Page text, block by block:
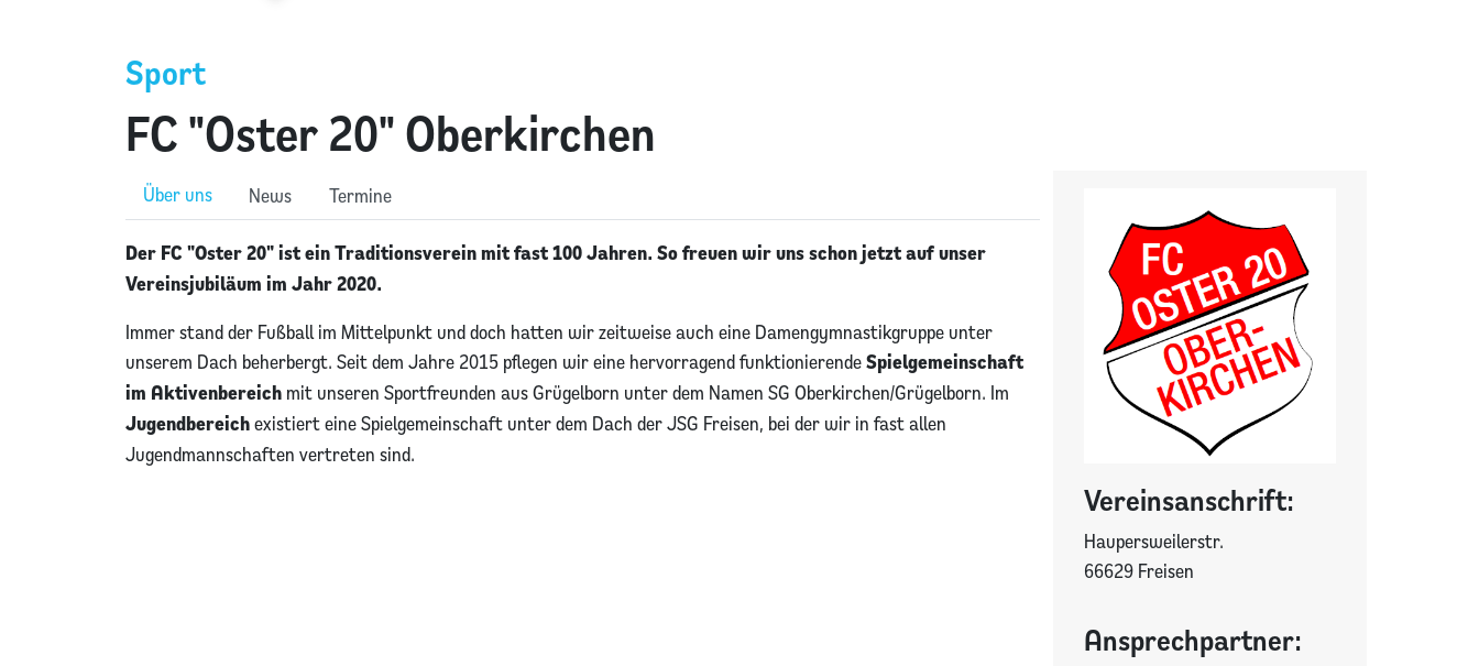
FC "Oster 20" Oberkirchen
Sport
Über uns News Termine
Der FC "Oster 20" ist ein Traditionsverein mit fast 100 Jahren. So freuen wir uns schon jetzt auf unser
Vereinsjubiläum im Jahr 2020.
Immer stand der Fußball im Mittelpunkt und doch hatten wir zeitweise auch eine Damengymnastikgruppe unter
unserem Dach beherbergt. Seit dem Jahre 2015 pflegen wir eine hervorragend funktionierendeSpielgemeinschaft
im Aktivenbereich mit unseren Sportfreunden aus Grügelborn unter dem Namen SG Oberkirchen/Grügelborn. Im
Jugendbereichexistiert eine Spielgemeinschaft unter dem Dach der JSG Freisen, bei der wir in fast allen
Jugendmannschaften vertreten sind.
Vereinsanschrift:
Haupersweilerstr.
66629 Freisen
Ansprechpartner: